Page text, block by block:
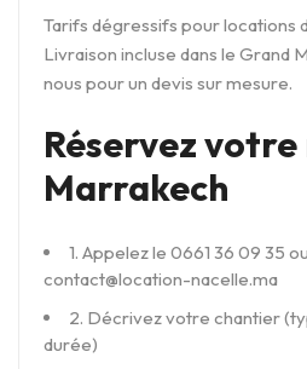
Tarifs dégressifs pour locations
Livraison incluse dans le Grand
nous pour un devis sur mesure.
Réservez votre
Marrakech
1. Appelez le 0661 36 09 35
contact@location-nacelle.ma
2. Décrivez votre chantier
durée)